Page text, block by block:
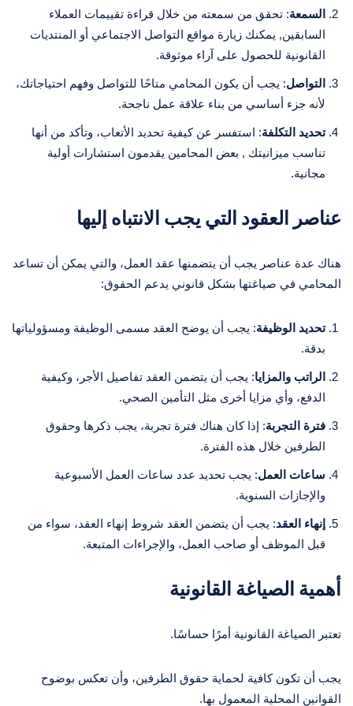
السمعة: تحقق من سمعته من خلال قراءة تقييمات العملاء
السابقين, يمكنك زيارة مواقع التواصل الاجتماعي أو المنتديات
القانونية للحصول على آراء موثوقة.
التواصل: يجب أن يكون المحامي متاحًا للتواصل وفهم احتياجاتك،
لأنه جزء أساسي من بناء علاقة عمل ناجحة.
تحديد التكلفة: استفسر عن كيفية تحديد الأتعاب، وتأكد من أنها
تناسب ميزانيتك , بعض المحامين يقدمون استشارات أولية
مجانية.
عناصر العقود التي يجب الانتباه إليها
هناك عدة عناصر يجب أن يتضمنها عقد العمل، والتي يمكن أن تساعد
المحامي في صياغتها بشكل قانوني يدعم الحقوق:
تحديد الوظيفة: يجب أن يوضح العقد مسمى الوظيفة ومسؤولياتها
بدقة.
الراتب والمزايا: يجب أن يتضمن العقد تفاصيل الأجر، وكيفية
الدفع، وأي مزايا أخرى مثل التأمين الصحي.
فترة التجربة: إذا كان هناك فترة تجربة، يجب ذكرها وحقوق
الطرفين خلال هذه الفترة.
ساعات العمل: يجب تحديد عدد ساعات العمل الأسبوعية
والإجازات السنوية.
إنهاء العقد: يجب أن يتضمن العقد شروط إنهاء العقد، سواء من
قبل الموظف أو صاحب العمل، والإجراءات المتبعة.
أهمية الصياغة القانونية
تعتبر الصياغة القانونية أمرًا حساسًا.
يجب أن تكون كافية لحماية حقوق الطرفين، وأن تعكس بوضوح
القوانين المحلية المعمول بها.